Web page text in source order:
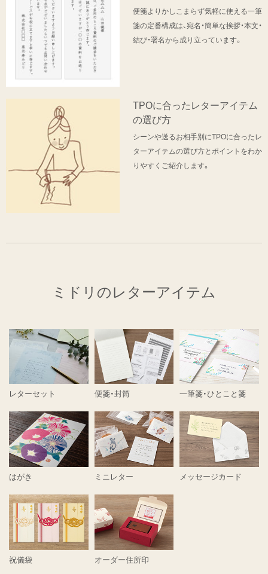
便箋よりかしこまらず気軽に使える一筆
箋の定番構成は、宛名・簡単な挨拶・本文・
結び・署名から成り立っています。
TPOに合ったレターアイテム
の選び方
シーンや送るお相手別にTPOに合ったレ
ターアイテムの選び方とポイントをわか
りやすくご紹介します。
ミドリのレターアイテム
レターセット 便箋・封筒 一筆箋・ひとこと箋
はがき ミニレター メッセージカード
祝儀袋 オーダー住所印